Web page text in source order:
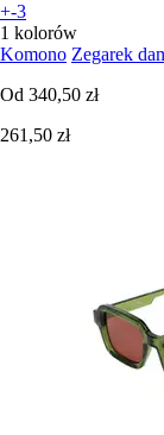
+-3
1 kolorów
Komono Zegarek
Od 340,50 zł
261,50 zł